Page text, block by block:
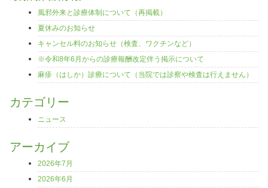
風邪外来と診療体制について（再掲載）
夏休みのお知らせ
キャンセル料のお知らせ（検査、ワクチンなど）
※令和8年6月からの診療報酬改定伴う掲示について
麻疹（はしか）診療について（当院では診察や検査は行えません）
カテゴリー
ニュース
アーカイブ
2026年7月
2026年6月